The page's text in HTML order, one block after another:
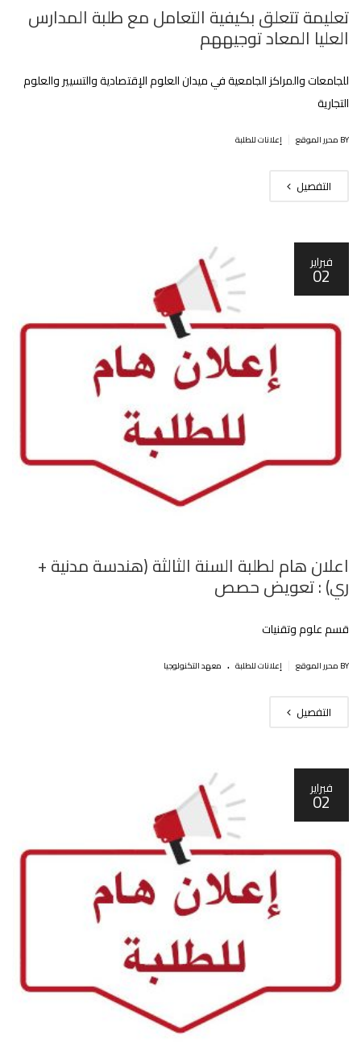
تعليمة تتعلق بكيفية التعامل مع طلبة المدارس
العليا المعاد توجيههم
للجامعات والمراكز الجامعية في ميدان العلوم الإقتصادية والتسيير والعلوم
التجارية
BY محرر الموقع إعلانات للطلبة
التفصيل
فبراير
02
اعلان هام لطلبة السنة الثالثة (هندسة مدنية +
ري) : تعويض حصص
قسم علوم وتقنيات
BY محرر الموقع إعلانات للطلبة . معهد التكنولوجيا
التفصيل
فبراير
02